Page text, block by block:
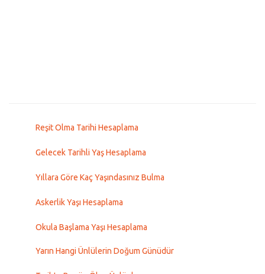
Reşit Olma Tarihi Hesaplama
Gelecek Tarihli Yaş Hesaplama
Yıllara Göre Kaç Yaşındasınız Bulma
Askerlik Yaşı Hesaplama
Okula Başlama Yaşı Hesaplama
Yarın Hangi Ünlülerin Doğum Günüdür